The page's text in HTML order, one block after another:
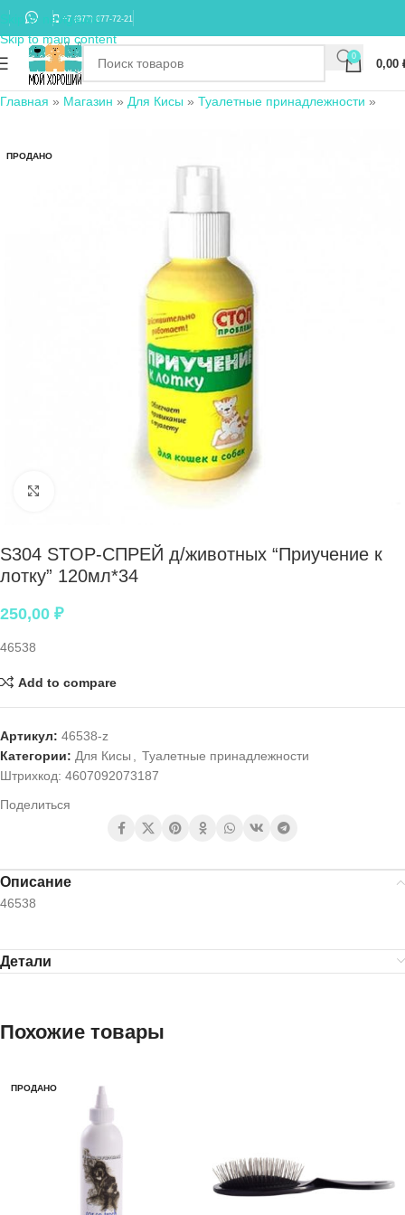
Skip to navigation
Skip to main content
+7 (977) 677-72-21
0
0,00
Главная » Магазин » Для Кисы » Туалетные принадлежности »
ПРОДАНО
Нажмите, чтобы увеличить
S304 STOP-СПРЕЙ д/животных “Приучение к
лотку” 120мл*34
250,00 ₽
46538
Add to compare
Артикул: 46538-z
Категории: Для Кисы
Туалетные принадлежности
Штрихкод: 4607092073187
Поделиться
Описание
46538
Детали
Похожие товары
ПРОДАНО